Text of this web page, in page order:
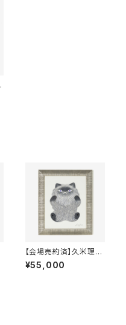
【会場売約済】久米理絵
原画２ 「STAR CAT」
額装込み
¥55,000